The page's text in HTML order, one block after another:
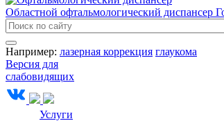
Областной офтальмологический диспансер
Например: лазерная коррекция глаукома
Версия для
слабовидящих
Услуги